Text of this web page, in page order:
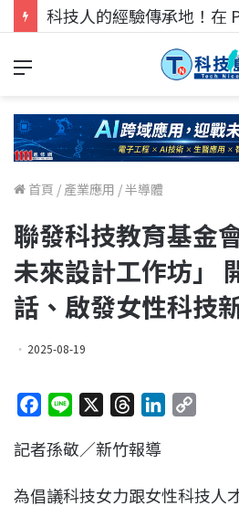
科技人找工作，就到
首頁 / 產業應用 /半導體
聯發科技教育基金
未來設計工作坊」
話、啟發女性科技
2025-08-19
c
b
n
r
a
e
L
記者孫敬／新竹報導
為倡議科技女力跟女性科技人